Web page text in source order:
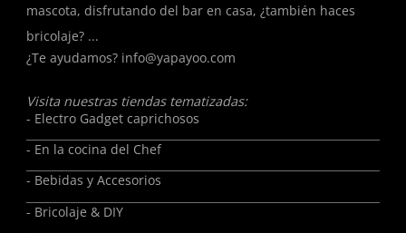
mascota, disfrutando del bar en casa, ¿también haces
bricolaje? ...
¿Te ayudamos? info@yapayoo.com
Visita nuestras tiendas tematizadas:
- Electro Gadget caprichosos
- En la cocina del Chef
- Bebidas y Accesorios
- Bricolaje & DIY